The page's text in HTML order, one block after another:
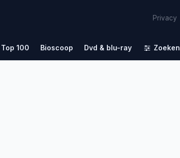
Privacy
Top 100 Bioscoop Dvd & blu-ray Zoeken